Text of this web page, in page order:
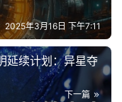
2025年3月16日 下午7:11
延续计划：异星夺
下一篇